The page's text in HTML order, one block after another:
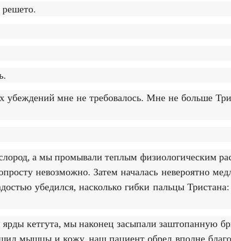
мне не требовалось. Мне не больше
а мы промывали теплым физиологическим
невозможно. Затем началась невероятно
убедился, насколько гибки пальцы
ярды кетгута, мы наконец засыпали заштопанную
мышцы и кожу, наш пациент обрел вполне